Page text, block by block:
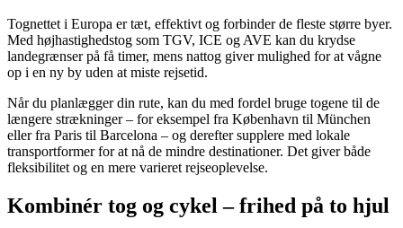
Tognettet i Europa er tæt, effektivt og forbinder de fleste større byer.
Med højhastighedstog som TGV, ICE og AVE kan du krydse
landegrænser på få timer, mens nattog giver mulighed for at vågne
op i en ny by uden at miste rejsetid.
Når du planlægger din rute, kan du med fordel bruge togene til de
længere strækninger – for eksempel fra København til München
eller fra Paris til Barcelona – og derefter supplere med lokale
transportformer for at nå de mindre destinationer. Det giver både
fleksibilitet og en mere varieret rejseoplevelse.
Kombinér tog og cykel – frihed på to hjul